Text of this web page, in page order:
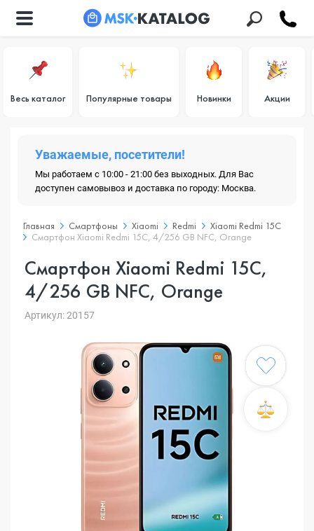
Весь каталог Популярные товары Новинки Акции
Уважаемые, посетители!
Мы работаем с 10:00 - 21:00 без выходных. Для Вас
доступен самовывоз и доставка по городу: Москва.
Главная Смартфоны Xiaomi Redmi
Xiaomi Redmi 15C
Смартфон Xiaomi Redmi 15C, 4/256 GB NFC, Orange
Смартфон Xiaomi Redmi 15C,
4/256 GB NFC, Orange
Артикул: 20157